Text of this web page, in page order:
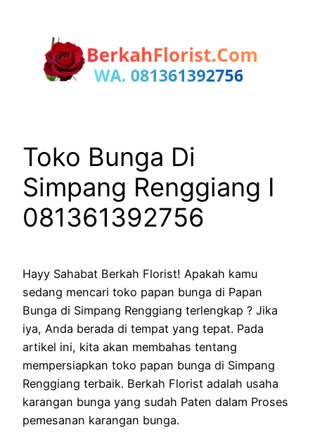
Toko Bunga Di
Simpang Renggiang I
081361392756
Hayy Sahabat Berkah Florist! Apakah kamu
sedang mencari toko papan bunga di Papan
Bunga di Simpang Renggiang terlengkap ? Jika
iya, Anda berada di tempat yang tepat. Pada
artikel ini, kita akan membahas tentang
mempersiapkan toko papan bunga di Simpang
Renggiang terbaik. Berkah Florist adalah usaha
karangan bunga yang sudah Paten dalam Proses
pemesanan karangan bunga.